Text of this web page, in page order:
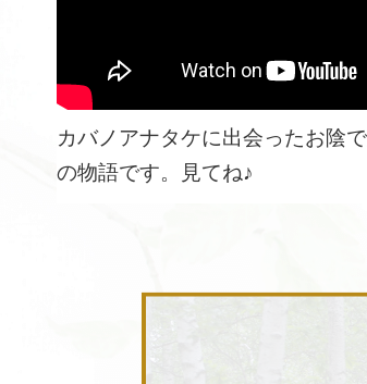
カバノアナタケに出会ったお陰
の物語です。見てね♪